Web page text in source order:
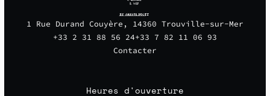
1 Rue Durand Couyère, 14360 Trouville-sur-Mer
+33 2 31 88 56 24+33 7 82 11 06 93
Contacter
Heures d'ouverture